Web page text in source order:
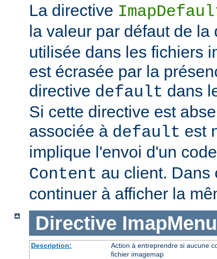
La directive
la valeur par défaut de
utilisée dans les fichiers
est écrasée par la
directive default dans
Si cette directive est
associée à default est
implique l'envoi d'un
Content au client. Dans
continuer à afficher la
Directive ImapMenu
Description:
Action à entreprendre si aucune
fichier imagemap